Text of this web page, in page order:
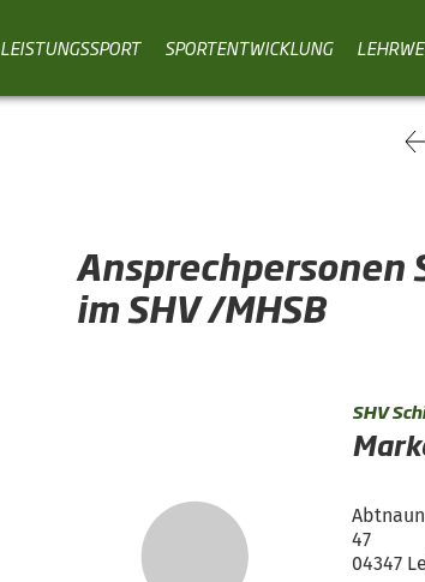
LEISTUNGSSPORT SPORTENTWICKLUNG
Ansprechpersonen
im SHV /MHSB
SHV
47
04347